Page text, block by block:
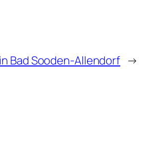
Bad Sooden-Allendorf →